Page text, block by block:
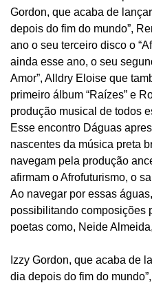
Gordon, que acaba de
depois do fim do mundo”,
ano o seu terceiro disco o
ainda esse ano, o seu
Amor”, Alldry Eloise que
primeiro álbum “Raízes” e
produção musical de todos
Esse encontro Dáguas
nascentes da música preta
navegam pela produção
afirmam o Afrofuturismo, o
Ao navegar por essas
possibilitando composições
poetas como, Neide
Izzy Gordon, que acaba de
dia depois do fim do